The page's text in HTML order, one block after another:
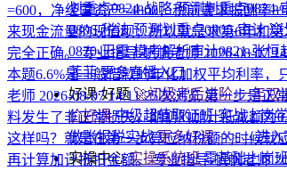
划重点0824-战略预测划重点0824-
0806-税法预测划重点0805-审计💥
0820-王霞模考解析审计0821-张恒
菲菲更多直播入口
好课·好题🚀初级考后进阶·一年双
价好课中级超值取证班实战上岗
做账报税实战更多好课>>>→进入
实操中心实操系统班零基础上岗
=600，净经营资产=4800，税前要求报酬率
来现金流量的现值呗，所以就是求第6年和
完全正确。专业指导-帆帆老师2026-08-07
本题6.6%是一般借款的年化加权平均利率
老师 2026-08-07 14:1125次浏览第一步是正
料发生了非正常损失，期初的加计抵减额为
这样吗？就是在第一步算应纳税额的时候就
再计算加计抵扣金额。专业指导-帆帆老师